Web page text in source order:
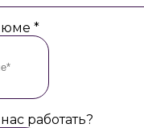
*
работать?